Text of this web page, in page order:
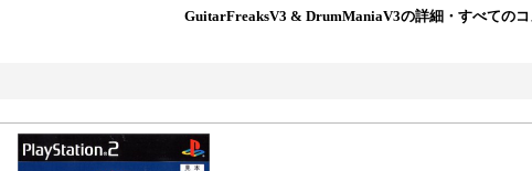
GuitarFreaksV3 & DrumManiaV3の詳細・すべての